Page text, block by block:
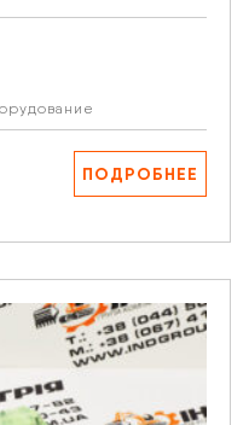
ПОДРОБНЕЕ